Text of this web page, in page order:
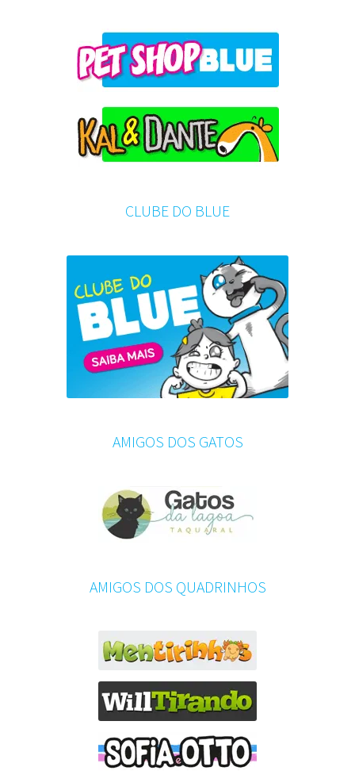
CLUBE DO BLUE
AMIGOS DOS GATOS
AMIGOS DOS QUADRINHOS